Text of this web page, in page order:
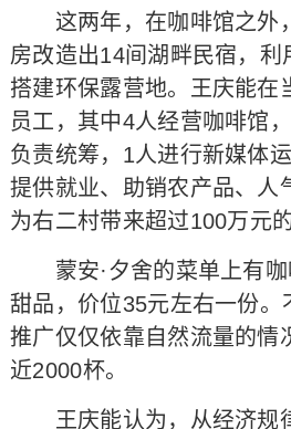
这两年，在咖啡馆之外
房改造出14间湖畔民宿，利
搭建环保露营地。王庆能在
员工，其中4人经营咖啡馆
负责统筹，1人进行新媒体
提供就业、助销农产品、人
为右二村带来超过100万元
蒙安·夕舍的菜单上有咖
甜品，价位35元左右一份。
推广仅仅依靠自然流量的情
近2000杯。
王庆能认为，从经济规律